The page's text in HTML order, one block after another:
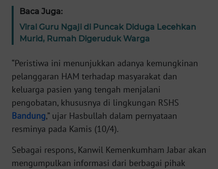
Baca Juga:
Viral Guru Ngaji di Puncak Diduga Lecehkan
Murid, Rumah Digeruduk Warga
“Peristiwa ini menunjukkan adanya kemungkinan
pelanggaran HAM terhadap masyarakat dan
keluarga pasien yang tengah menjalani
pengobatan, khususnya di lingkungan RSHS
Bandung,” ujar Hasbullah dalam pernyataan
resminya pada Kamis (10/4).
Sebagai respons, Kanwil Kemenkumham Jabar akan
mengumpulkan informasi dari berbagai pihak
KEPRI
PAPUA
WN
PAPUA
BARAT
RIAU